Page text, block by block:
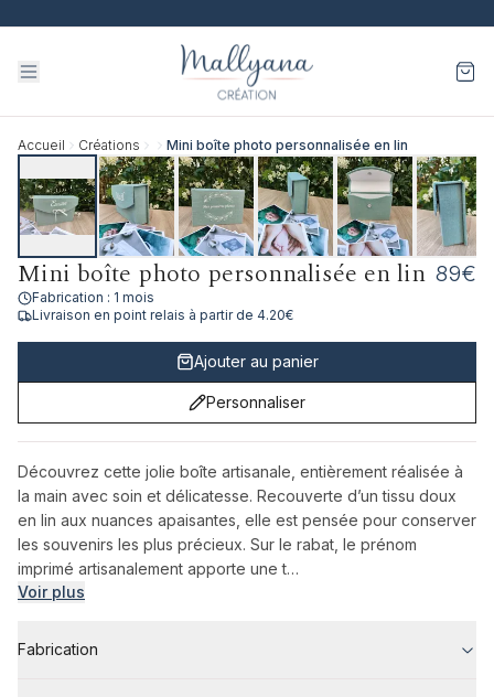
Accueil Créations Mini boîte photo personnalisée en lin
Mini boîte photo personnalisée en lin 89€
Fabrication : 1 mois
Livraison en point relais à partir de 4.20€
Ajouter au panier
Personnaliser
Découvrez cette jolie boîte artisanale, entièrement réalisée à
la main avec soin et délicatesse. Recouverte d’un tissu doux
en lin aux nuances apaisantes, elle est pensée pour conserver
les souvenirs les plus précieux. Sur le rabat, le prénom
imprimé artisanalement apporte une t…
Voir plus
Fabrication